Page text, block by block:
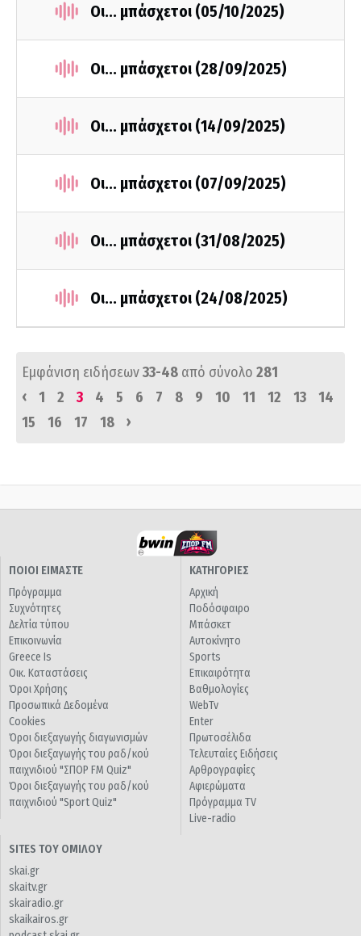
Οι... μπάσχετοι (05/10/2025)
Οι... μπάσχετοι (28/09/2025)
Οι... μπάσχετοι (14/09/2025)
Οι... μπάσχετοι (07/09/2025)
Οι... μπάσχετοι (31/08/2025)
Οι... μπάσχετοι (24/08/2025)
Εμφάνιση ειδήσεων33-48 από σύνολο 281
‹
1 2 3 4 5 6 7 8 9 10 11 12 13
14
15
16 17 18 ›
ΠΟΙΟΙ ΕΙΜΑΣΤΕ
Πρόγραμμα
Συχνότητες
Δελτία τύπου
Επικοινωνία
Greece Is
Οικ. Καταστάσεις
Όροι Χρήσης
Προσωπικά Δεδομένα
Cookies
Όροι διεξαγωγής διαγωνισμών
Όροι διεξαγωγής του ραδ/κού
παιχνιδιού "ΣΠΟΡ FM Quiz"
Όροι διεξαγωγής του ραδ/κού
παιχνιδιού "Sport Quiz"
ΚΑΤΗΓΟΡΙΕΣ
Αρχική
Ποδόσφαιρο
Μπάσκετ
Αυτοκίνητο
Sports
Επικαιρότητα
Βαθμολογίες
WebTv
Enter
Πρωτοσέλιδα
Τελευταίες Ειδήσεις
Αρθρογραφίες
Αφιερώματα
Πρόγραμμα TV
Live-radio
SITES ΤΟΥ ΟΜΙΛΟΥ
skai.gr
skaitv.gr
skairadio.gr
skaikairos.gr